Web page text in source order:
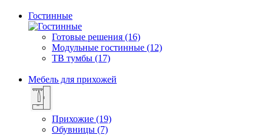
Гостинные
Готовые решения (16)
Модульные гостинные (12)
ТВ тумбы (17)
Мебель для прихожей
Прихожие (19)
Обувницы (7)